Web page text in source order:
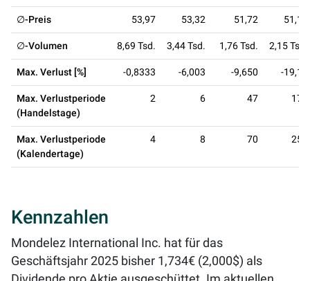
∅-Preis 53,97 53,32 51,72 51,10
∅-Volumen 8,69 Tsd. 3,44 Tsd. 1,76 Tsd. 2,15 Tsd.
Max. Verlust [%] -0,8333 -6,003 -9,650 -19,13
Max. Verlustperiode
(Handelstage)
2 6 47 175
Max. Verlustperiode
(Kalendertage)
4 8 70 257
Kennzahlen
Mondelez International Inc. hat für das
Geschäftsjahr 2025 bisher 1,734€ (2,000$) als